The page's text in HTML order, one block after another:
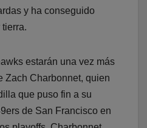
y ha conseguido
estarán una vez más
Zach Charbonnet, quien
que puso fin a su
de San Francisco en